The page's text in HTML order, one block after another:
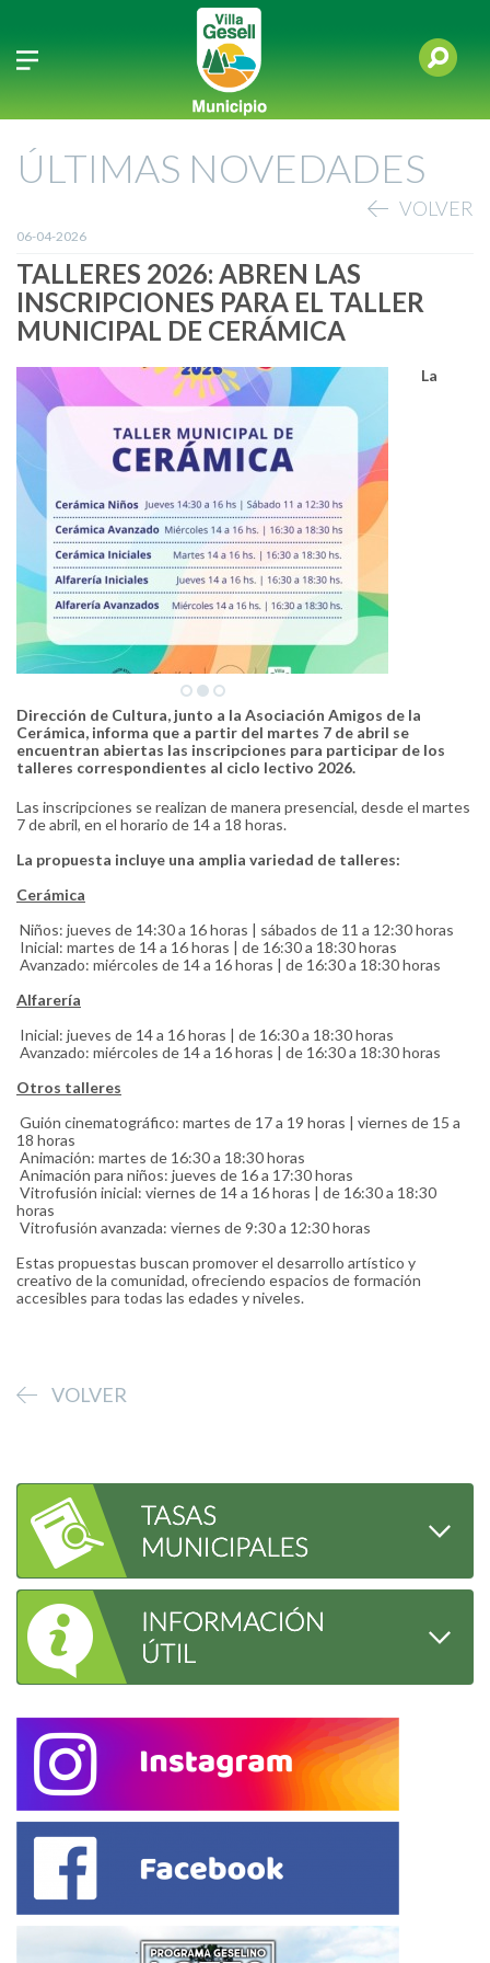
ÚLTIMAS NOVEDADES
VOLVER
06-04-2026
TALLERES 2026: ABREN LAS
INSCRIPCIONES PARA EL TALLER
MUNICIPAL DE CERÁMICA
La
Dirección de Cultura, junto a la Asociación Amigos de la
Cerámica, informa que a partir del martes 7 de abril se
encuentran abiertas las inscripciones para participar de los
talleres correspondientes al ciclo lectivo 2026.
Las inscripciones se realizan de manera presencial, desde el martes
7 de abril, en el horario de 14 a 18 horas.
La propuesta incluye una amplia variedad de talleres:
Cerámica
Niños: jueves de 14:30 a 16 horas | sábados de 11 a 12:30 horas
Inicial: martes de 14 a 16 horas | de 16:30 a 18:30 horas
Avanzado: miércoles de 14 a 16 horas | de 16:30 a 18:30 horas
Alfarería
Inicial: jueves de 14 a 16 horas | de 16:30 a 18:30 horas
Avanzado: miércoles de 14 a 16 horas | de 16:30 a 18:30 horas
Otros talleres
Guión cinematográfico: martes de 17 a 19 horas | viernes de 15 a
18 horas
Animación: martes de 16:30 a 18:30 horas
Animación para niños: jueves de 16 a 17:30 horas
Vitrofusión inicial: viernes de 14 a 16 horas | de 16:30 a 18:30
horas
Vitrofusión avanzada: viernes de 9:30 a 12:30 horas
Estas propuestas buscan promover el desarrollo artístico y
creativo de la comunidad, ofreciendo espacios de formación
accesibles para todas las edades y niveles.
VOLVER